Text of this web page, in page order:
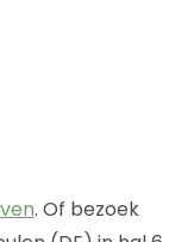
. Of bezoek